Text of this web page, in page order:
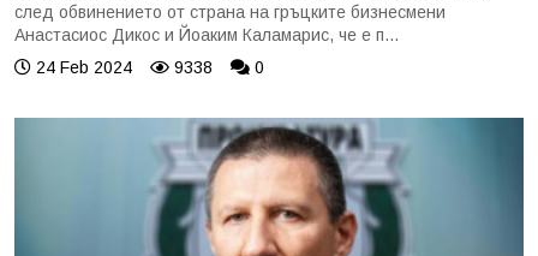
след обвинението от страна на гръцките бизнесмени
Анастасиос Дикос и Йоаким Каламарис, че е п...
24 Feb 2024
9338 0